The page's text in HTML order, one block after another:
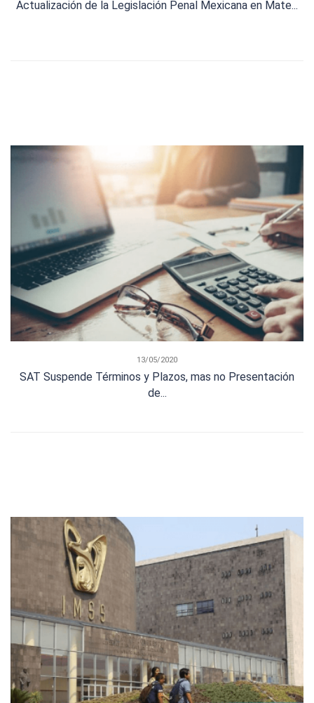
Actualización de la Legislación Penal Mexicana en Mate...
13/05/2020
SAT Suspende Términos y Plazos, mas no Presentación
de...